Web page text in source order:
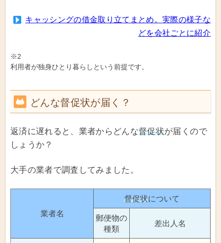
キャッシングの借金取り立てまとめ。実際の様子な
どを会社ごとに紹介
※2
利用者が独身ひとり暮らしという前提です。
どんな督促状が届く？
返済に遅れると、業者からどんな督促状が届くので
しょうか？
大手の業者で調査してみました。
業者名
督促状について
郵便物の
種類
差出人名